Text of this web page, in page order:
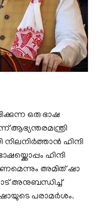
ഒരു ഭാഷ
ആഭ്യന്തരമന്ത്രി
ഹിന്ദി
ഹിന്ദി
അമിത് ഷാ
അനുബന്ധിച്ച്
പരാമർശം.